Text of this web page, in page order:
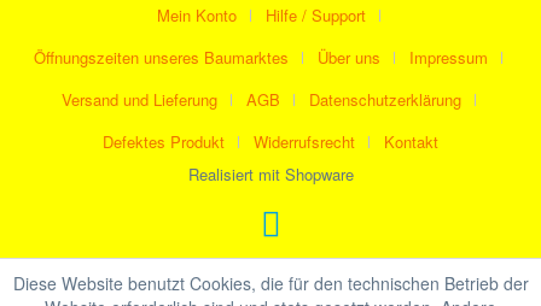
Mein Konto
Hilfe / Support
Öffnungszeiten unseres Baumarktes
Über uns
Impressum
Versand und Lieferung
AGB
Datenschutzerklärung
Defektes Produkt
Widerrufsrecht
Kontakt
Realisiert mit Shopware
Diese Website benutzt Cookies, die für den technischen Betrieb der